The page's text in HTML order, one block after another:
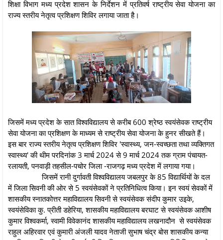
शिक्षा विभाग मध्य प्रदेश शासन के निर्देशन में प्रतिवर्ष राष्ट्रीय सेवा योजना का
राज्य स्तरीय नेतृत्व प्रशिक्षण शिविर लगाया जाता है।
जिसमें मध्य प्रदेश के सात विश्वविद्यालय से करीब 600 श्रेष्ठ स्वयंसेवक राष्ट्रीय
सेवा योजना का प्रशिक्षण के माध्यम से राष्ट्रीय सेवा योजना के हुनर सीखते हैं।
इस बार राज्य स्तरीय नेतृत्व प्रशिक्षण शिविर 'स्वास्थ्य, जन-स्वच्छता तथा व्यक्तिगत
स्वास्थ्य' की थीम परदिनांक 3 मार्च 2024 से 9 मार्च 2024 तक ग्राम पंचायत-
रलायती, पनवाड़ी तहसील-पचोर जिला -राजगढ़ मध्य प्रदेश में लगाया गया।
जिसमें रानी दुर्गावती विश्वविद्यालय जबलपुर के 85 विद्यार्थियों के दल
में जिला सिवनी की ओर से 5 स्वयंसेवकों ने प्रतिनिधित्व किया। इन स्वयं सेवकों में
शासकीय स्नातकोत्तर महाविद्यालय सिवनी से स्वयंसेवक संदीप कुमार उइके,
स्वयंसेविका कु. प्रीती डहेरिया, शासकीय महाविद्यालय बरघाट से स्वयंसेवक आशीष
कुमार विश्वकर्मा, स्वामी विवेकानंद शासकीय महाविद्यालय लखनादौन से स्वयंसेवक
राहुल अहिरवार एवं कुमारी अंजली यादव नेताजी सुभाष चंद्र बोस शासकीय कन्या